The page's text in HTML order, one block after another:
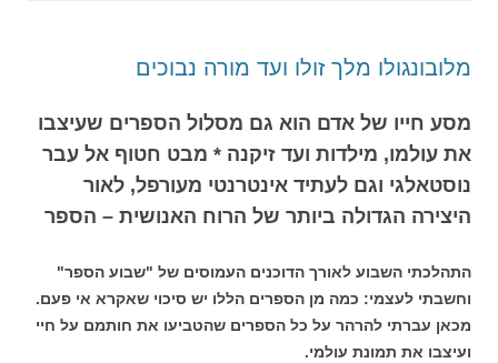
מלובונגולו מלך זולו ועד מורה נבוכים
מסע חייו של אדם הוא גם מסלול הספרים שעיצבו
את עולמו, מילדות ועד זיקנה * מבט חטוף אל עבר
נוסטאלגי וגם לעתיד אינטרנטי מעורפל, לאור
היצירה הגדולה ביותר של הרוח האנושית – הספר
התהלכתי השבוע לאורך הדוכנים העמוסים של "שבוע הספר"
וחשבתי לעצמי: כמה מן הספרים הללו יש סיכוי שאקרא אי פעם.
מכאן עברתי להרהר על כל הספרים שהטביעו את חותמם על חיי
ועיצבו את תמונת עולמי.